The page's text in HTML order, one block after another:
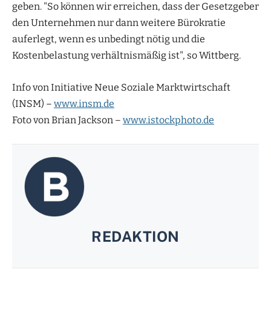
geben. "So können wir erreichen, dass der Gesetzgeber
den Unternehmen nur dann weitere Bürokratie
auferlegt, wenn es unbedingt nötig und die
Kostenbelastung verhältnismäßig ist", so Wittberg.
Info von Initiative Neue Soziale Marktwirtschaft
(INSM) – www.insm.de
Foto von Brian Jackson – www.istockphoto.de
REDAKTION